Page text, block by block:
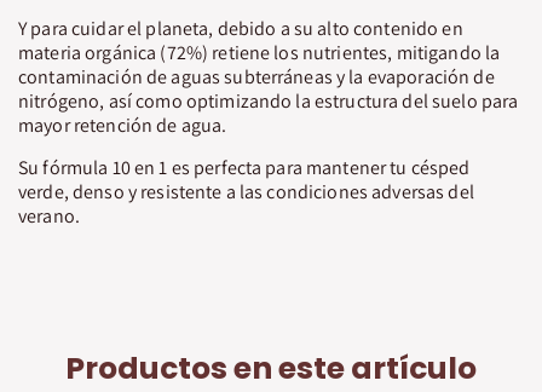
Y para cuidar el planeta, debido a su alto contenido en
materia orgánica (72%) retiene los nutrientes, mitigando la
contaminación de aguas subterráneas y la evaporación de
nitrógeno, así como optimizando la estructura del suelo para
mayor retención de agua.
Su fórmula 10 en 1 es perfecta para mantener tu césped
verde, denso y resistente a las condiciones adversas del
verano.
Productos en este artículo